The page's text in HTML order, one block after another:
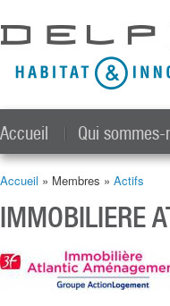
Accueil Qui sommes-
Accueil » Membres » Actifs
IMMOBILIERE